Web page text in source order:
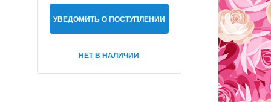
УВЕДОМИТЬ О ПОСТУПЛЕНИИ
НЕТ В НАЛИЧИИ